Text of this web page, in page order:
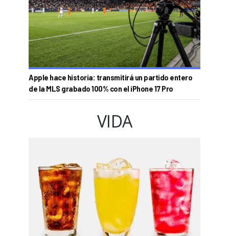
Apple hace historia: transmitirá un partido entero
de la MLS grabado 100% con el iPhone 17 Pro
VIDA